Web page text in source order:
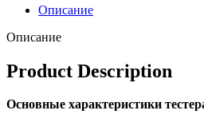
Описание
Описание
Product Description
Основные характеристики